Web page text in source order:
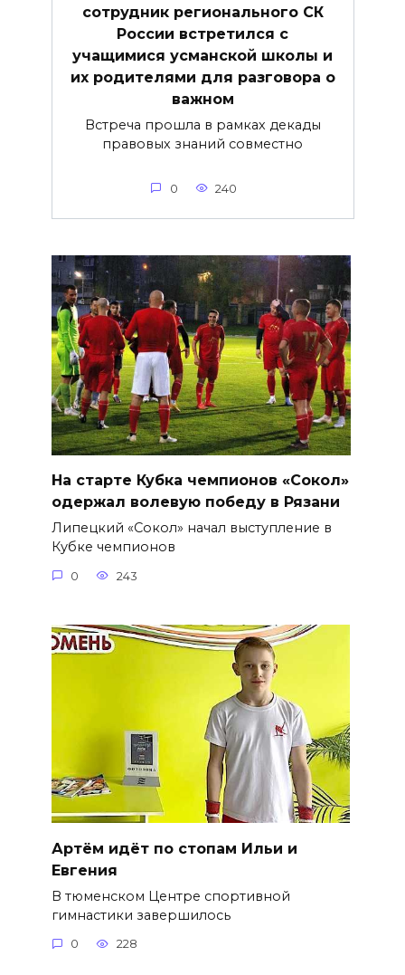
сотрудник регионального СК
России встретился с
учащимися усманской школы и
их родителями для разговора о
важнoм
Встреча прошла в рамках декады
правовых знаний совместно
0 240
На старте Кубка чемпионов «Сокол»
одержал волевую победу в Рязани
Липецкий «Сокол» начал выступление в
Кубке чемпионов
0 243
Артём идёт по стопам Ильи и
Евгения
В тюменском Центре спортивной
гимнастики завершилось
0 228